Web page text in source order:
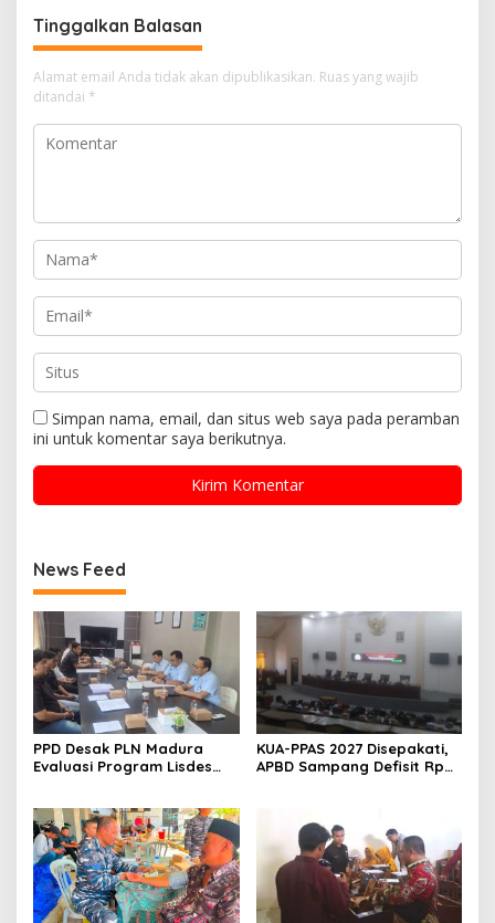
Tinggalkan Balasan
Alamat email Anda tidak akan dipublikasikan. Ruas yang wajib
ditandai *
Simpan nama, email, dan situs web saya pada peramban
ini untuk komentar saya berikutnya.
News Feed
PPD Desak PLN Madura
Evaluasi Program Lisdes
KUA-PPAS 2027 Disepakati,
APBD Sampang Defisit Rp